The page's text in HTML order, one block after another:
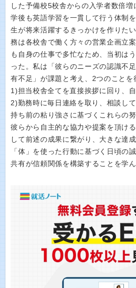
した予備校5校舎からの入学者数倍
学後も英語学習を一貫して行う体制
生が将来活躍するきっかけを作りた
務は各校舎で働く方々の営業企画立
も自身の仕事で多忙なため、当初は
った。私は「彼らのニーズの認識不
有不足」が課題と考え、2つのことを
1)担当校舎全てを直接挨拶に回り、
2)勤務時に毎日連絡を取り、相談し
持ち前の粘り強さに基づくこれらの
彼らから自主的な協力や提案を頂け
して前述の成果に繋がり、大きな達
「体」を使った行動に基づく日頃の
共有が信頼関係を構築することを学ん